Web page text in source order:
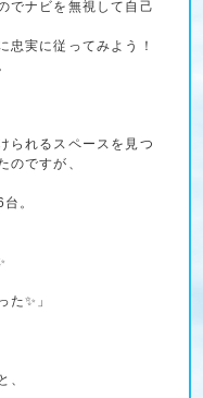
でナビを無視して自己
忠実に従ってみよう！
られるスペースを見つ
のですが、
。
た✨」
、